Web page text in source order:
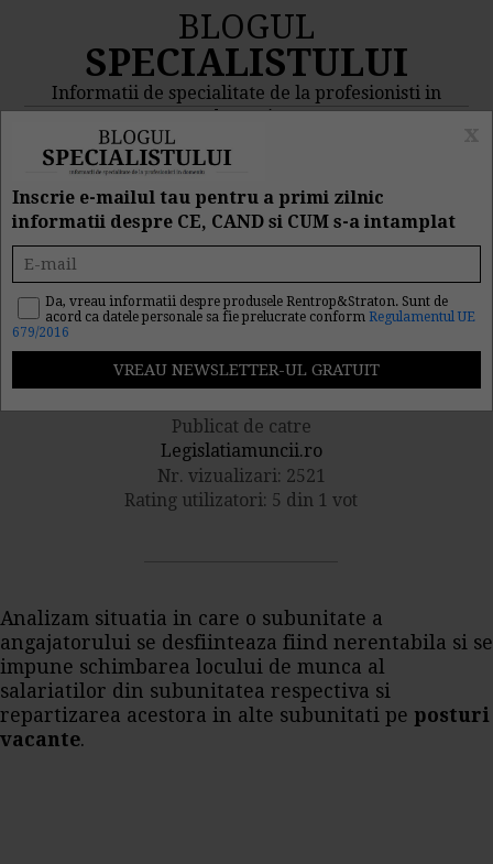
BLOGUL
SPECIALISTULUI
Informatii de specialitate de la profesionisti in
domeniu
MENIU
Desfiintare subunitate.
Schimbarea locului de
munca al salariatilor
Publicat de catre
Legislatiamuncii.ro
Nr. vizualizari: 2521
Rating utilizatori: 5 din 1 vot
Analizam situatia in care o subunitate a
angajatorului se desfiinteaza fiind nerentabila si se
impune schimbarea locului de munca al
salariatilor din subunitatea respectiva si
repartizarea acestora in alte subunitati pe posturi
vacante.
Inscrie e-mailul tau pentru a primi zilnic
informatii despre CE, CAND si CUM s-a intamplat
Da, vreau informatii despre produsele Rentrop&Straton. Sunt de
acord ca datele personale sa fie prelucrate conform Regulamentul UE
679/2016